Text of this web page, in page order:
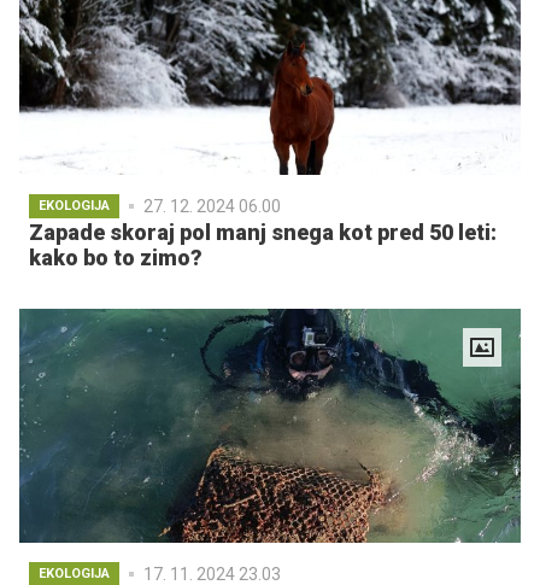
EKOLOGIJA 27. 12. 2024 06.00
Zapade skoraj pol manj snega kot pred 50 leti:
kako bo to zimo?
EKOLOGIJA 17. 11. 2024 23.03